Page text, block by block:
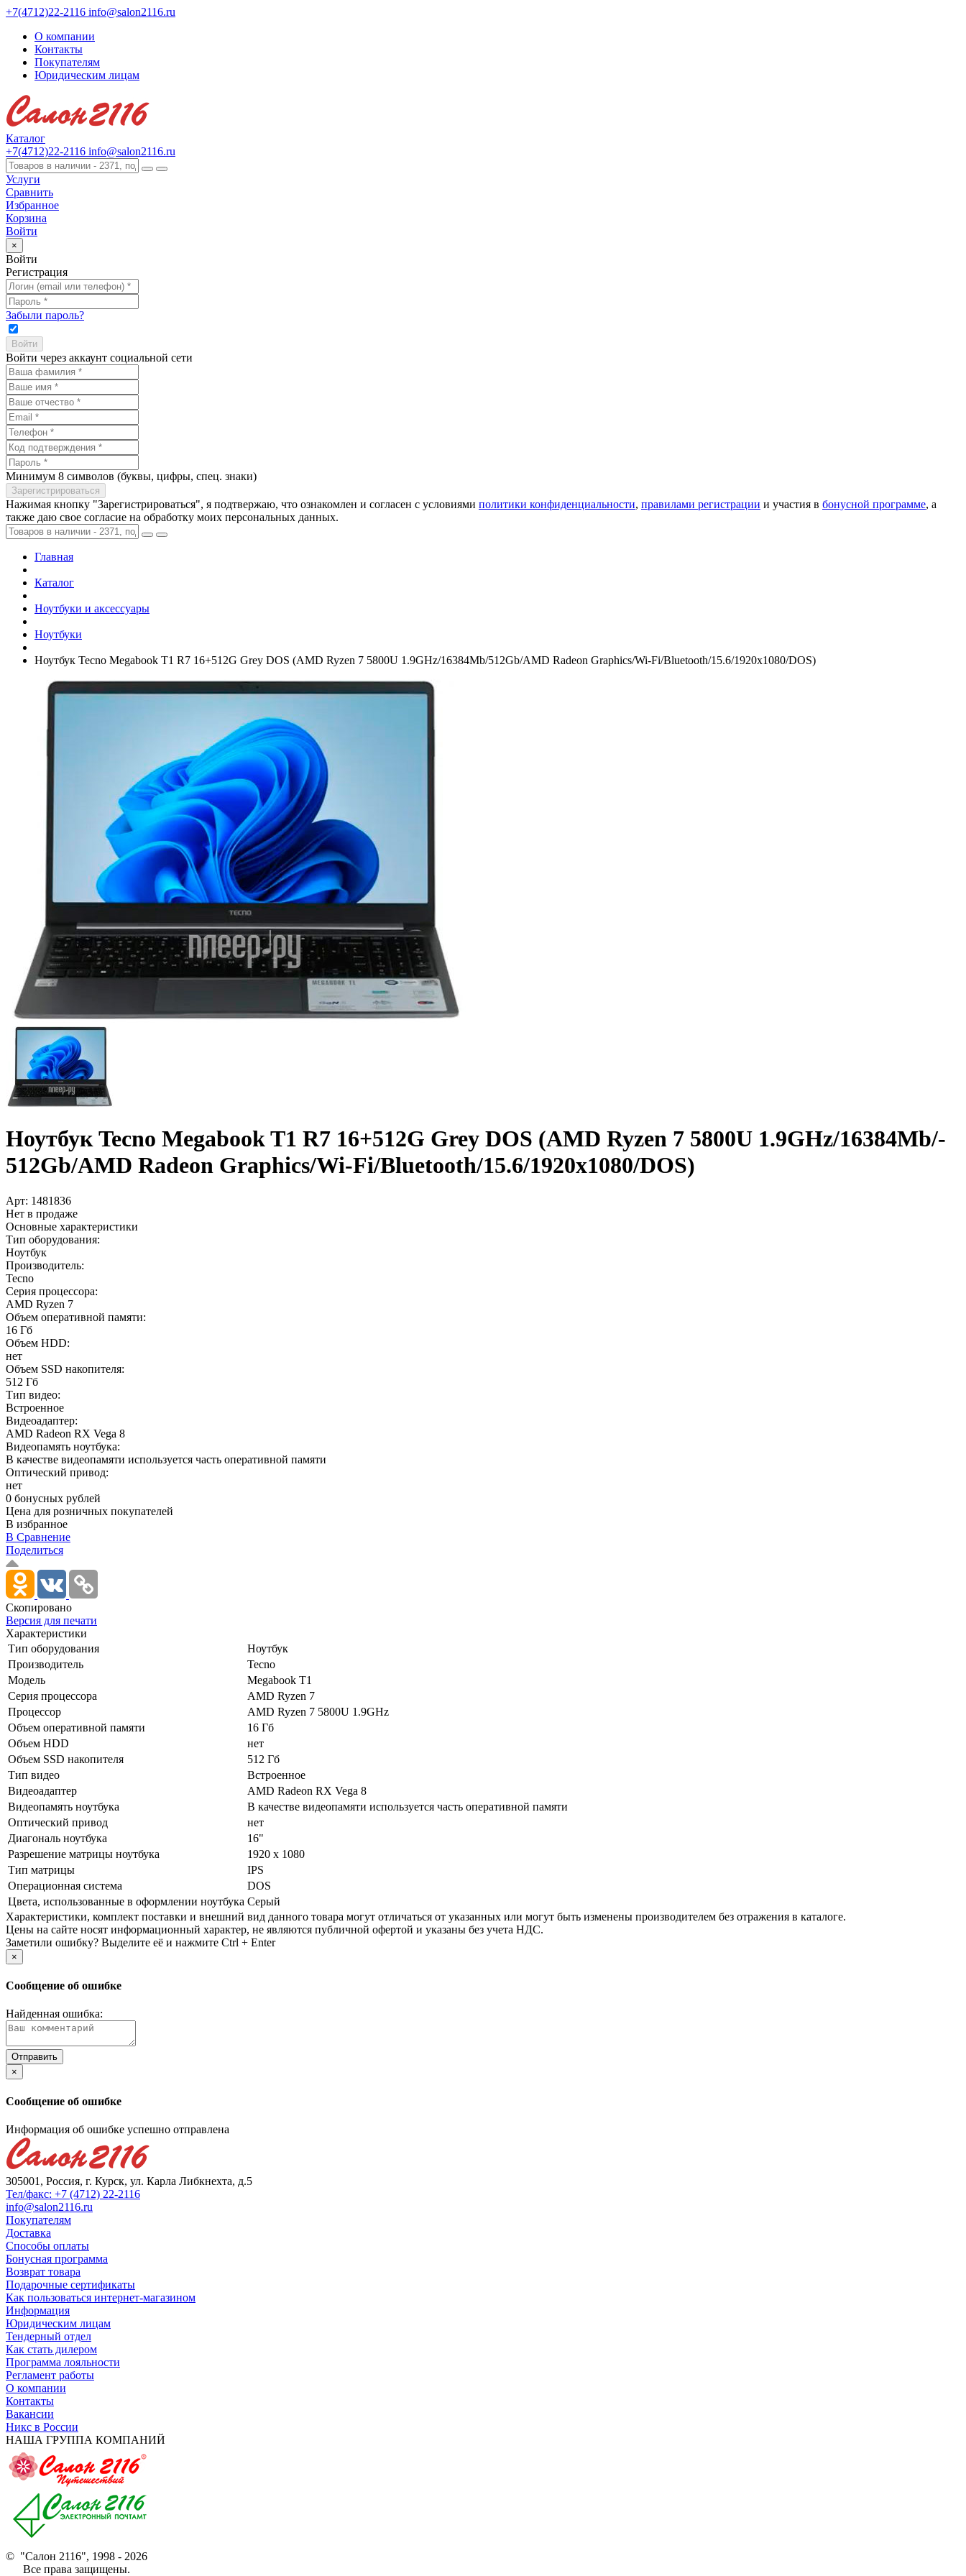
+7(4712)22-2116 info@salon2116.ru
О компании
Контакты
Покупателям
Юридическим лицам
Каталог
+7(4712)22-2116 info@salon2116.ru
Услуги
Сравнить
Избранное
Корзина
Войти
×
Войти
Регистрация
Забыли пароль?
Войти через аккаунт социальной сети
Минимум 8 символов (буквы, цифры, спец. знаки)
Нажимая кнопку "Зарегистрироваться", я подтвержаю, что ознакомлен и согласен с условиями политики конфиденциальности, правилами регистрации и участия в бонусной программе, а
также даю свое согласие на обработку моих персональных данных.
Главная
Каталог
Ноутбуки и аксессуары
Ноутбуки
Ноутбук Tecno Megabook T1 R7 16+­512G Grey DOS (AMD Ryzen 7 5800U 1.9GHz/­16384Mb/­512Gb/­AMD Radeon Graphics/­Wi-Fi/­Bluetooth/­15.6/­1920x1080/­DOS)
Ноутбук Tecno Megabook T1 R7 16+­512G Grey DOS (AMD Ryzen 7 5800U 1.9GHz/­16384Mb/­
512Gb/­AMD Radeon Graphics/­Wi-Fi/­Bluetooth/­15.6/­1920x1080/­DOS)
Арт: 1481836
Нет в продаже
Основные характеристики
Тип оборудования:
Ноутбук
Производитель:
Tecno
Серия процессора:
AMD Ryzen 7
Объем оперативной памяти:
16 Гб
Объем HDD:
нет
Объем SSD накопителя:
512 Гб
Тип видео:
Встроенное
Видеоадаптер:
AMD Radeon RX Vega 8
Видеопамять ноутбука:
В качестве видеопамяти используется часть оперативной памяти
Оптический привод:
нет
0 бонусных рублей
Цена для розничных покупателей
В избранное
В Сравнение
Поделиться
Скопировано
Версия для печати
Характеристики
Тип оборудования
Ноутбук
Производитель
Tecno
Модель
Megabook T1
Серия процессора
AMD Ryzen 7
Процессор
AMD Ryzen 7 5800U 1.9GHz
Объем оперативной памяти
16 Гб
Объем HDD
нет
Объем SSD накопителя
512 Гб
Тип видео
Встроенное
Видеоадаптер
AMD Radeon RX Vega 8
Видеопамять ноутбука
В качестве видеопамяти используется часть оперативной памяти
Оптический привод
нет
Диагональ ноутбука
16"
Разрешение матрицы ноутбука
1920 x 1080
Тип матрицы
IPS
Операционная система
DOS
Цвета, использованные в оформлении ноутбука Серый
Xарактеристики, комплект поставки и внешний вид данного товара могут отличаться от указанных или могут быть изменены производителем без отражения в каталоге.
Цены на сайте носят информационный характер, не являются публичной офертой и указаны без учета НДС.
Заметили ошибку? Выделите её и нажмите Ctrl + Enter
×
Сообщение об ошибке
Найденная ошибка:
×
Сообщение об ошибке
Информация об ошибке успешно отправлена
305001, Россия, г. Курск, ул. Карла Либкнехта, д.5
Тел/факс: +7 (4712) 22-2116
info@salon2116.ru
Покупателям
Доставка
Способы оплаты
Бонусная программа
Возврат товара
Подарочные сертификаты
Как пользоваться интернет-магазином
Информация
Юридическим лицам
Тендерный отдел
Как стать дилером
Программа лояльности
Регламент работы
О компании
Контакты
Вакансии
Никс в России
НАША ГРУППА КОМПАНИЙ
© "Салон 2116", 1998 - 2026
Все права защищены.